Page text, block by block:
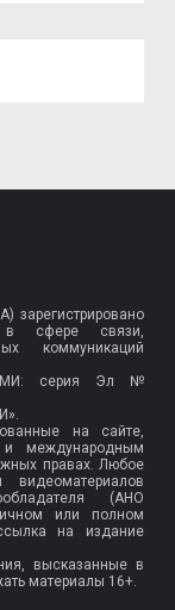
зарегистрировано
сфере связи,
коммуникаций
СМИ: серия Эл №
на сайте,
международным
правах. Любое
(АНО
или полном
на издание
высказанные в
материалы 16+.